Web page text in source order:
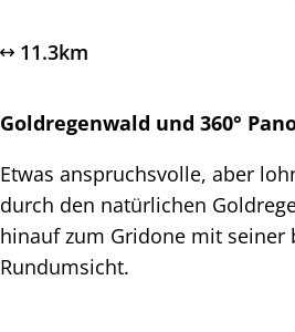
11.3km
Goldregenwald und 360°
Etwas anspruchsvolle, aber
durch den natürlichen
hinauf zum Gridone mit seiner
Rundumsicht.